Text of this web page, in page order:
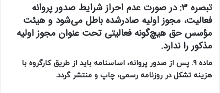
تبصره 3:
در صورت عدم احراز شرایط صدور پروانه
فعالیت، مجوز اولیه صادرشده باطل می‌شود و هیئت
مؤسس حق هیچ‌گونه فعالیتی تحت عنوان مجوز اولیه
مذکور را ندارد.
ماده 9. پس از صدور پروانه، اساسنامه باید از طریق کارگروه با
هزینه تشکل در روزنامه رسمی، چاپ و منتشر گردد.